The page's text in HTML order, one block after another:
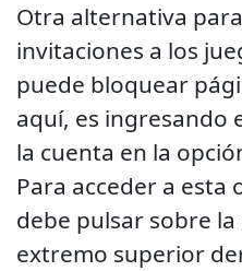
Otra alternativa
invitaciones a los
puede bloquear
aquí, es ingresando
la cuenta en la
Para acceder a esta
debe pulsar sobre
extremo superior